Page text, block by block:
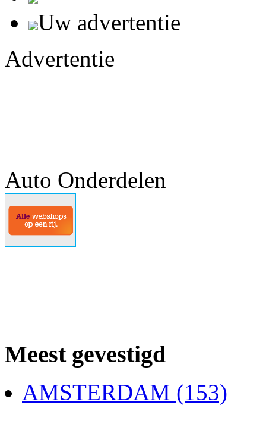
Uw advertentie
Advertentie
Auto Onderdelen
Meest gevestigd
AMSTERDAM (153)